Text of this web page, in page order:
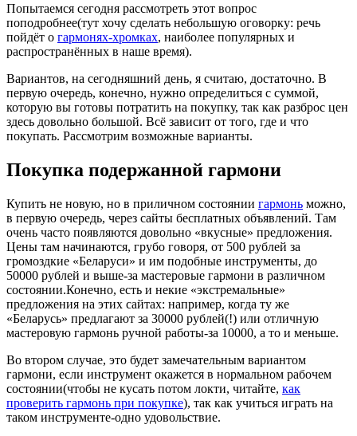
Попытаемся сегодня рассмотреть этот вопрос
поподробнее(тут хочу сделать небольшую оговорку: речь
пойдёт о гармонях-хромках, наиболее популярных и
распространённых в наше время).
Вариантов, на сегодняшний день, я считаю, достаточно. В
первую очередь, конечно, нужно определиться с суммой,
которую вы готовы потратить на покупку, так как разброс цен
здесь довольно большой. Всё зависит от того, где и что
покупать. Рассмотрим возможные варианты.
Покупка подержанной гармони
Купить не новую, но в приличном состоянии гармонь можно,
в первую очередь, через сайты бесплатных объявлений. Там
очень часто появляются довольно «вкусные» предложения.
Цены там начинаются, грубо говоря, от 500 рублей за
громоздкие «Беларуси» и им подобные инструменты, до
50000 рублей и выше-за мастеровые гармони в различном
состоянии.Конечно, есть и некие «экстремальные»
предложения на этих сайтах: например, когда ту же
«Беларусь» предлагают за 30000 рублей(!) или отличную
мастеровую гармонь ручной работы-за 10000, а то и меньше.
Во втором случае, это будет замечательным вариантом
гармони, если инструмент окажется в нормальном рабочем
состоянии(чтобы не кусать потом локти, читайте, как
проверить гармонь при покупке), так как учиться играть на
таком инструменте-одно удовольствие.